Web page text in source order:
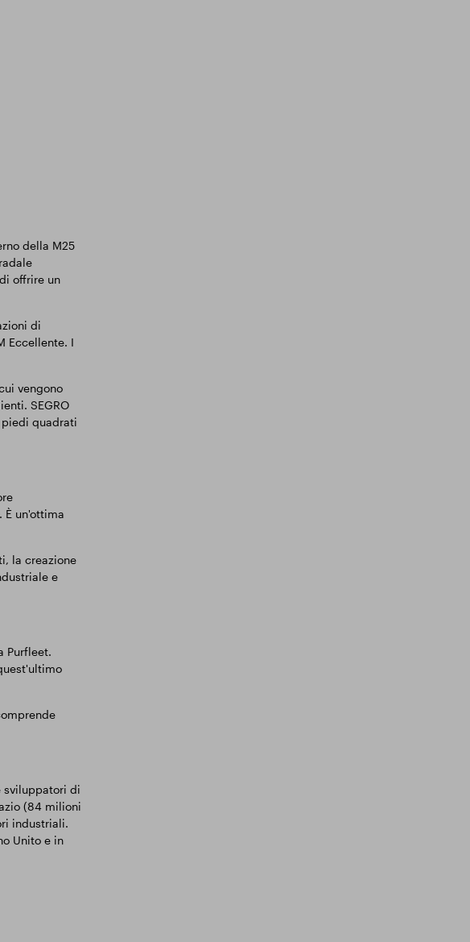
della M25
offrire un
di
Eccellente. I
vengono
SEGRO
piedi quadrati
È un'ottima
la creazione
e
Purfleet.
sviluppatori di
(84 milioni
industriali.
Unito e in